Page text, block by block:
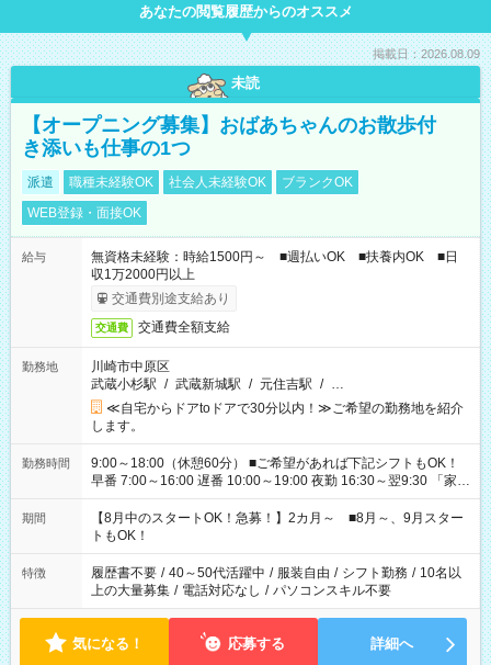
あなたの閲覧履歴からのオススメ
掲載日：2026.08.09
未読
【オープニング募集】おばあちゃんのお散歩付
き添いも仕事の1つ
派遣 職種未経験OK 社会人未経験OK
ブランクOK
WEB登録・面接OK
給与
無資格未経験：時給1500円～ ■週払いOK ■扶養内OK ■日
収1万2000円以上
交通費別途支給あり
交通費 交通費全額支給
勤務地
川崎市中原区
武蔵小杉駅 / 武蔵新城駅 / 元住吉駅 / …
≪自宅からドアtoドアで30分以内！≫ご希望の勤務地を紹介
します。
勤務時間
9:00～18:00（休憩60分） ■ご希望があれば下記シフトもOK！
早番 7:00～16:00 遅番 10:00～19:00 夜勤 16:30～翌9:30 「家族
と休みを合わせたい」 「余裕を持って夕飯の準備がしたい」
「できれば残業はしたくない」 など、ご希望を教えてください
ね。 ※Wワーク希望の方へ 今ご覧のお仕事で希望する勤務時間
と、もう1つのお仕事の勤務時間。 合計で週40時間を超える場
合は応募できません。
期間
【8月中のスタートOK！急募！】2カ月～ ■8月～、9月スター
トもOK！
特徴 履歴書不要 / 40～50代活躍中 / 服装自由 / シフト勤務 / 10名以
上の大量募集 / 電話対応なし / パソコンスキル不要
気になる！ 応募する 詳細へ